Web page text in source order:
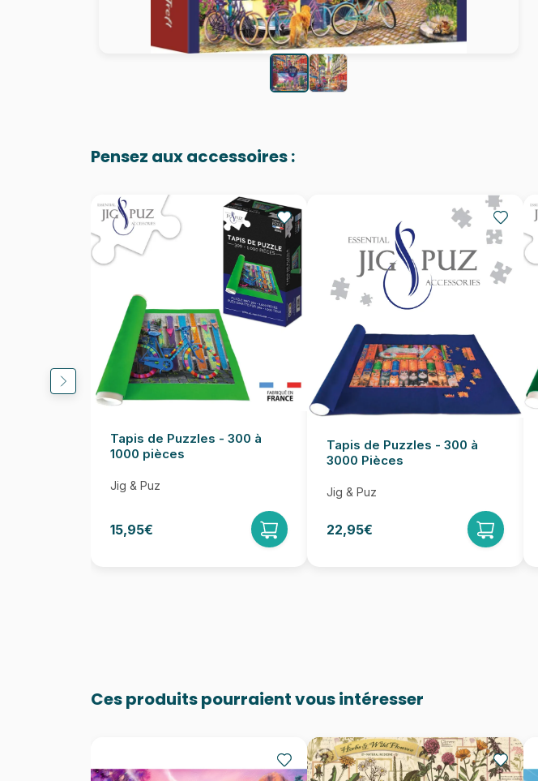
Pensez aux accessoires :
Tapis de Puzzles - 300 à
1000 pièces
Jig & Puz
15,95€
Tapis de Puzzles - 300 à
3000 Pièces
Jig & Puz
22,95€
Ces produits pourraient vous intéresser